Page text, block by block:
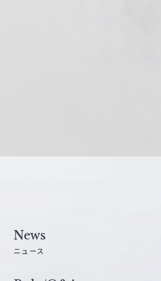
News
ニュース